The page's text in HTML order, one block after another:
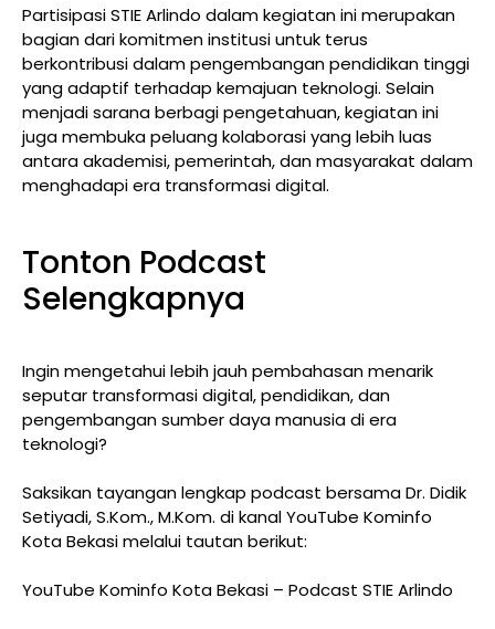
Partisipasi STIE Arlindo dalam kegiatan ini merupakan
bagian dari komitmen institusi untuk terus
berkontribusi dalam pengembangan pendidikan tinggi
yang adaptif terhadap kemajuan teknologi. Selain
menjadi sarana berbagi pengetahuan, kegiatan ini
juga membuka peluang kolaborasi yang lebih luas
antara akademisi, pemerintah, dan masyarakat dalam
menghadapi era transformasi digital.
Tonton Podcast
Selengkapnya
Ingin mengetahui lebih jauh pembahasan menarik
seputar transformasi digital, pendidikan, dan
pengembangan sumber daya manusia di era
teknologi?
Saksikan tayangan lengkap podcast bersama Dr. Didik
Setiyadi, S.Kom., M.Kom. di kanal YouTube Kominfo
Kota Bekasi melalui tautan berikut:
YouTube Kominfo Kota Bekasi – Podcast STIE Arlindo